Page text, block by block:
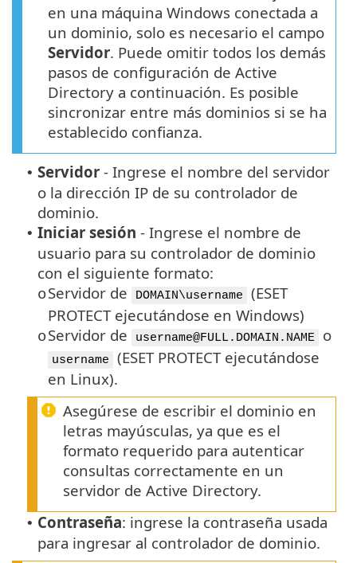
en una máquina Windows conectada a
un dominio, solo es necesario el campo
Servidor. Puede omitir todos los demás
pasos de configuración de Active
Directory a continuación. Es posible
sincronizar entre más dominios si se ha
establecido confianza.
• Servidor - Ingrese el nombre del servidor
o la dirección IP de su controlador de
dominio.
• Iniciar sesión - Ingrese el nombre de
usuario para su controlador de dominio
con el siguiente formato:
oServidor de DOMAIN\username
(ESET
PROTECT ejecutándose en Windows)
oServidor de username@FULL.DOMAIN.NAME o
username
(ESET PROTECT ejecutándose
en Linux).
Asegúrese de escribir el dominio en
letras mayúsculas, ya que es el
formato requerido para autenticar
consultas correctamente en un
servidor de Active Directory.
• Contraseña: ingrese la contraseña usada
para ingresar al controlador de dominio.